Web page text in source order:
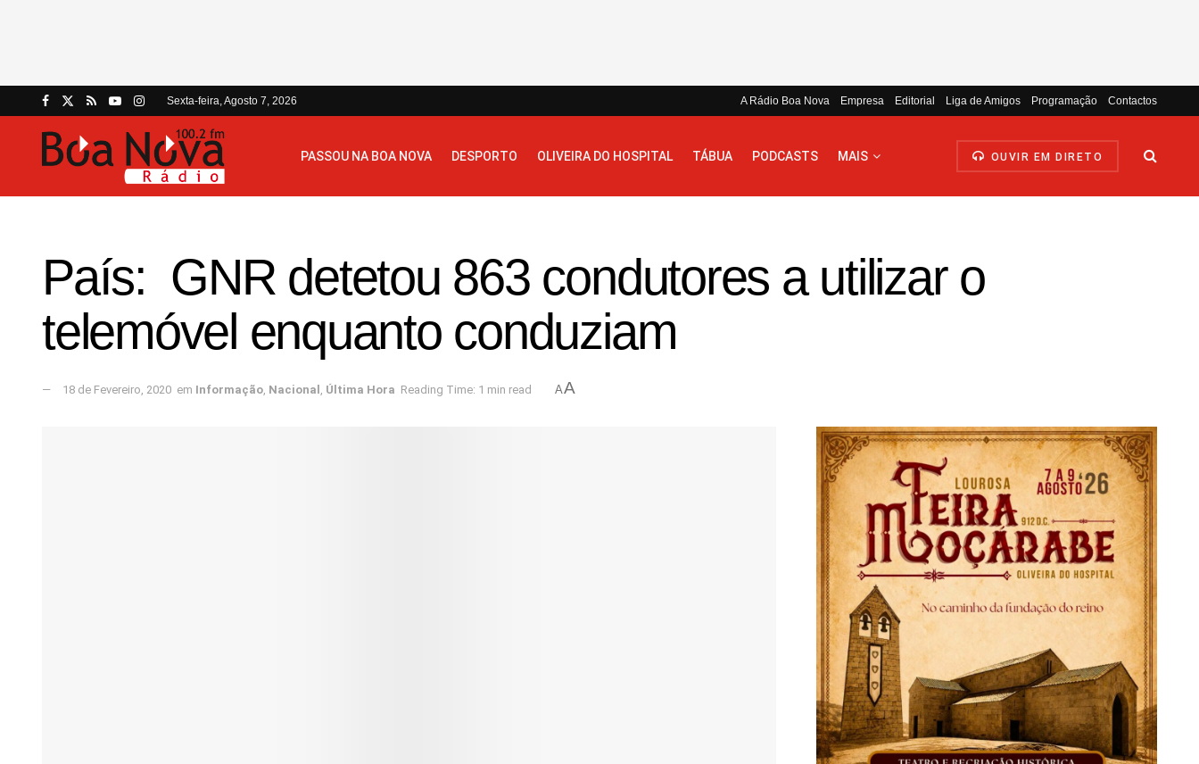
Sexta-feira, Agosto 7, 2026 A Rádio Boa Nova Empresa Editorial Liga de Amigos Programação Contactos
PASSOU NA BOA NOVA DESPORTO OLIVEIRA DO HOSPITAL TÁBUA PODCASTS MAIS OUVIR EM DIRETO
País: GNR detetou 863 condutores a utilizar o
telemóvel enquanto conduziam
18 de Fevereiro, 2020 em Informação, Nacional , Última Hora Reading Time: 1 min read AA